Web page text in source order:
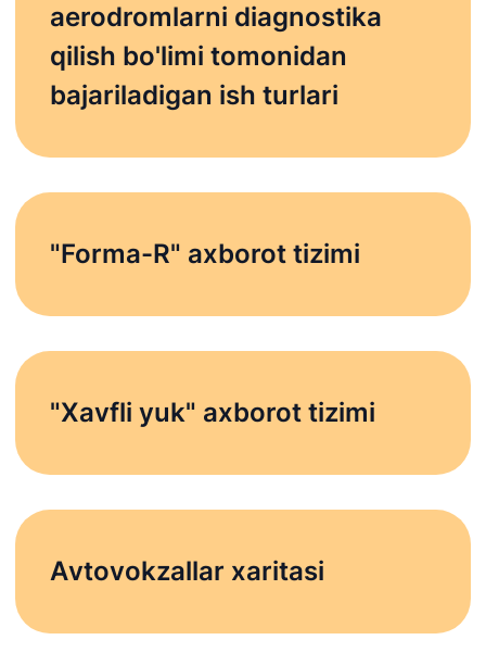
aerodromlarni diagnostika
qilish bo'limi tomonidan
bajariladigan ish turlari
"Forma-R" axborot tizimi
"Xavfli yuk" axborot tizimi
Аvtovokzallar xaritasi